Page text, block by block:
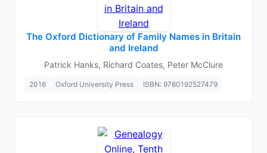
The Oxford Dictionary of Family Names in Britain
and Ireland
Patrick Hanks, Richard Coates, Peter McClure
2016 Oxford University Press ISBN: 9780192527479